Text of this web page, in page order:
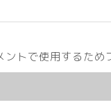
ントで使用するため